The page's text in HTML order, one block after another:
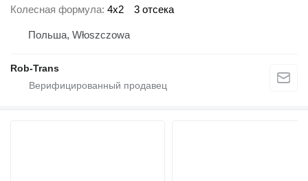
Колесная формула 4x2 3 отсека
Польша, Włoszczowa
Rob-Trans